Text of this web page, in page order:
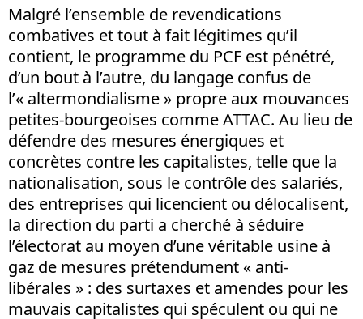
Malgré l’ensemble de revendications
combatives et tout à fait légitimes qu’il
contient, le programme du PCF est pénétré,
d’un bout à l’autre, du langage confus de
l’« altermondialisme » propre aux mouvances
petites-bourgeoises comme ATTAC. Au lieu de
défendre des mesures énergiques et
concrètes contre les capitalistes, telle que la
nationalisation, sous le contrôle des salariés,
des entreprises qui licencient ou délocalisent,
la direction du parti a cherché à séduire
l’électorat au moyen d’une véritable usine à
gaz de mesures prétendument « anti-
libérales » : des surtaxes et amendes pour les
mauvais capitalistes qui spéculent ou qui ne